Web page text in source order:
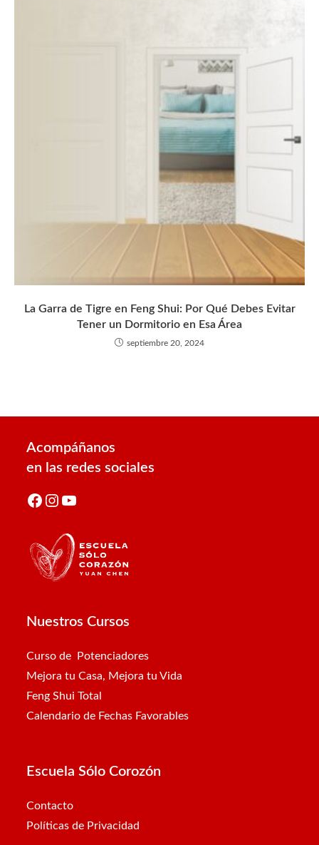
La Garra de Tigre en Feng Shui: Por Qué Debes Evitar
Tener un Dormitorio en Esa Área
septiembre 20, 2024
Acompáñanos
en las redes sociales
Facebook
Instagram
YouTube
Nuestros Cursos
Curso de Potenciadores
Mejora tu Casa, Mejora tu Vida
Feng Shui Total
Calendario de Fechas Favorables
Escuela Sólo Corozón
Contacto
Políticas de Privacidad